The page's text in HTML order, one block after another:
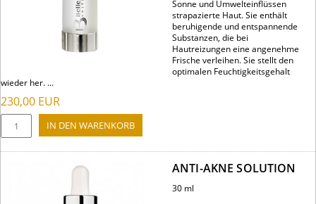
Sonne und Umwelteinflüssen
strapazierte Haut. Sie enthält
beruhigende und entspannende
Substanzen, die bei
Hautreizungen eine angenehme
Frische verleihen. Sie stellt den
optimalen Feuchtigkeitsgehalt
wieder her. ...
230,00 EUR
ANTI-AKNE SOLUTION
30 ml